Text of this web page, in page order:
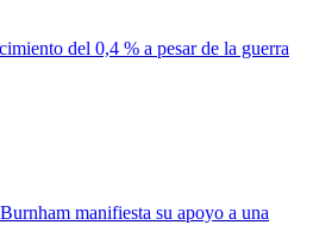
del 0,4 % a pesar de la guerra
manifiesta su apoyo a una